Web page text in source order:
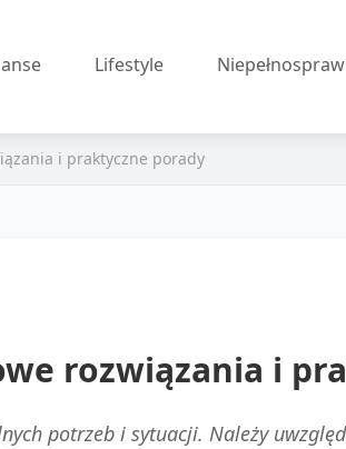
Lifestyle
i praktyczne porady
rozwiązania i
potrzeb i sytuacji. Należy